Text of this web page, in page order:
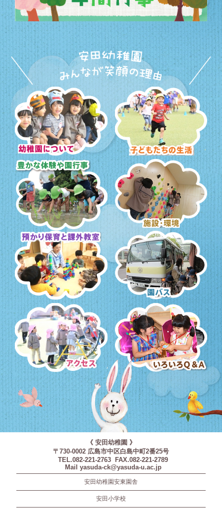
幼稚園について 子どもたちの生活
豊かな体験と園行事 施設・環境
預かり保育・課外教室 園バス・送迎
アクセス いろいろQ＆A
《 安田幼稚園 》
〒730-0002 広島市中区白島中町2番25号
TEL.082-221-2763 FAX.082-221-2789
Mail yasuda-ck@yasuda-u.ac.jp
安田幼稚園安東園舎
安田小学校